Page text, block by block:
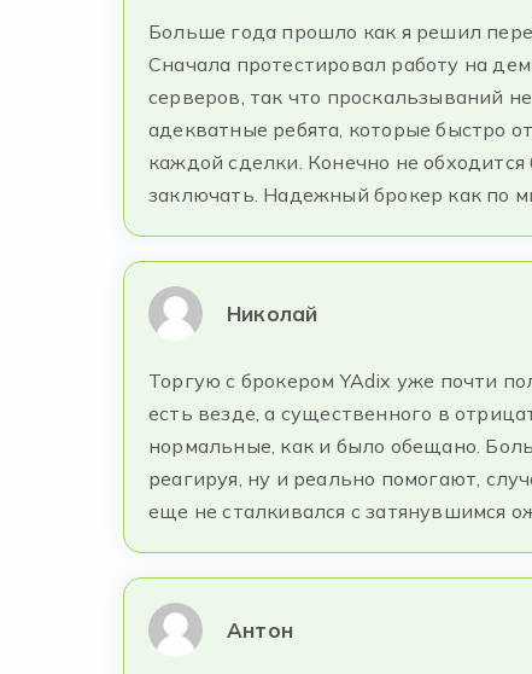
Больше года прошло как я решил
Сначала протестировал работу на
серверов, так что проскальзываний
адекватные ребята, которые быстро
каждой сделки. Конечно не
заключать. Надежный брокер как по
Николай
Торгую с брокером YAdix уже почти
есть везде, а существенного в
нормальные, как и было обещано.
реагируя, ну и реально помогают,
еще не сталкивался с затянувшимся
Антон